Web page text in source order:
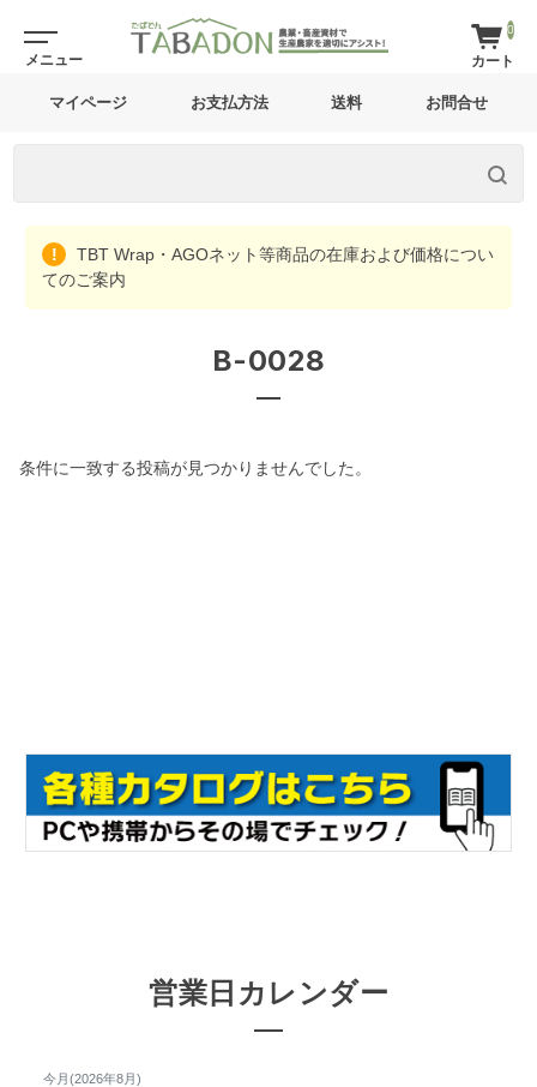
0
マイページ お支払方法 送料 お問合せ
TBT Wrap・AGOネット等商品の在庫および価格につい
てのご案内
B-0028
条件に一致する投稿が見つかりませんでした。
営業日カレンダー
今月(2026年8月)